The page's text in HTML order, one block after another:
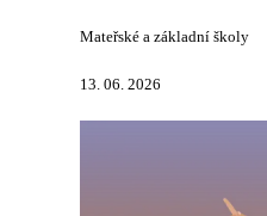
Mateřské a základní školy
13. 06. 2026